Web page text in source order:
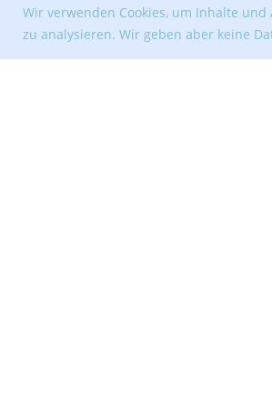
Wir verwenden Cookies, um Inhalte
zu analysieren. Wir geben aber keine